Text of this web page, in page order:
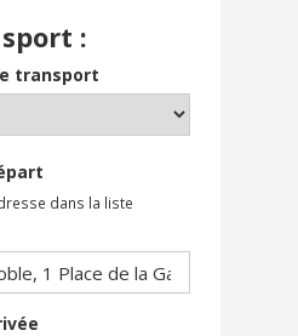
:
transport
dans la liste